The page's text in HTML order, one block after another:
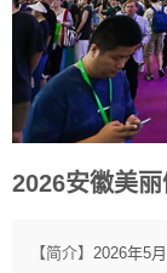
2026安徽美
【简介】 2026年5